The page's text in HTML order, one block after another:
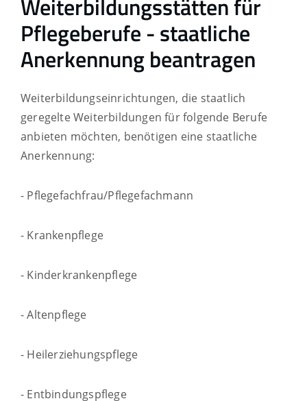
Weiterbildungsstätten für
Pflegeberufe - staatliche
Anerkennung beantragen
Weiterbildungseinrichtungen, die staatlich
geregelte Weiterbildungen für folgende Berufe
anbieten möchten, benötigen eine staatliche
Anerkennung:
- Pflegefachfrau/Pflegefachmann
- Krankenpflege
- Kinderkrankenpflege
- Altenpflege
- Heilerziehungspflege
- Entbindungspflege